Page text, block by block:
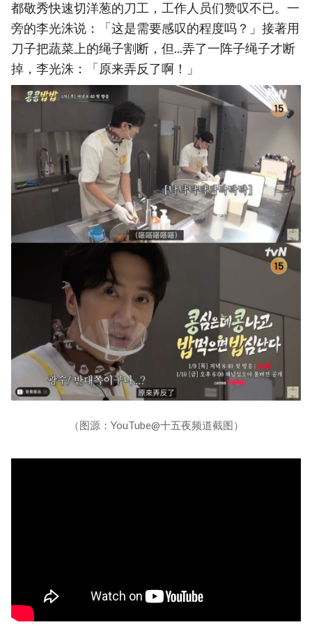
都敬秀快速切洋葱的刀工，工作人员们赞叹不已。一
旁的李光洙说：「这是需要感叹的程度吗？」接著用
刀子把蔬菜上的绳子割断，但...弄了一阵子绳子才断
掉，李光洙：「原来弄反了啊！」
（图源：YouTube@十五夜频道截图）